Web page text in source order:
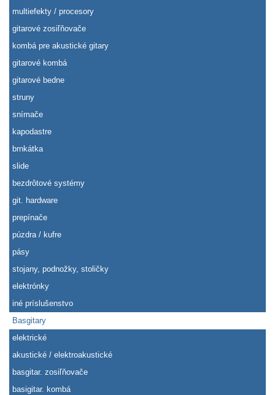
multiefekty / procesory
gitarové zosiľňovače
kombá pre akustické gitary
gitarové kombá
gitarové bedne
struny
snímače
kapodastre
brnkátka
slide
bezdrôtové systémy
git. hardware
prepínače
púzdra / kufre
pásy
stojany, podnožky, stoličky
elektrónky
iné príslušenstvo
Basgitary
elektrické
akustické / elektroakustické
basgitar. zosiľňovače
basigitar. kombá